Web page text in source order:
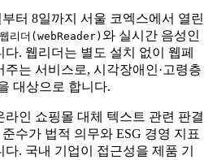
터 8일까지 서울 코엑스에서 열린
웹리더(webReader) 와 실시간 음성인
. 웹리더는 별도 설치 없이 웹페
는 서비스로, 시각장애인·고령층
대상으로 합니다.
인 쇼핑몰 대체 텍스트 관련 판결
수가 법적 의무와 ESG 경영 지표
. 국내 기업이 접근성을 제품 기